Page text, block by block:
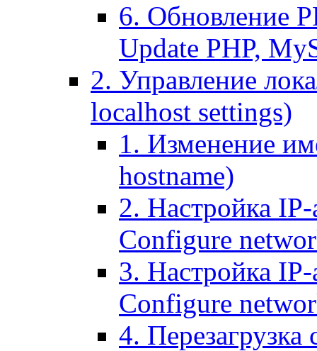
6. Обновление
Update PHP,
2. Управление
localhost settings)
1. Изменение
hostname)
2. Настройка IP-
Configure
3. Настройка
Configure
4. Перезагрузка